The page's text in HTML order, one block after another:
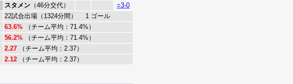
スタメン （46分交代）
○3-0
22試合出場（1324分間） 1 ゴール
63.6% （チーム平均：71.4%）
56.2% （チーム平均：71.4%）
2.27 （チーム平均：2.37）
2.12 （チーム平均：2.37）